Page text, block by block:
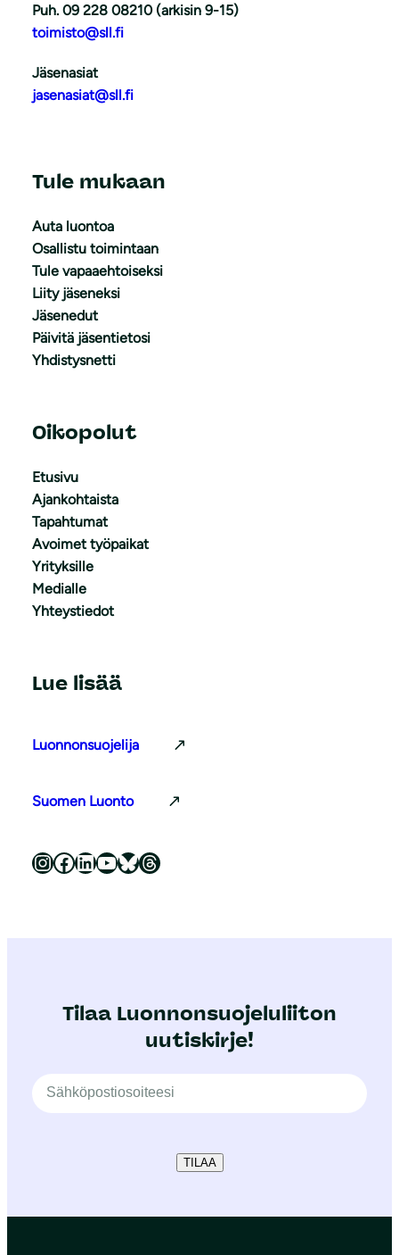
Puh. 09 228 08210 (arkisin 9-15)
toimisto@sll.fi
Jäsenasiat
jasenasiat@sll.fi
Tule mukaan
Auta luontoa
Osallistu toimintaan
Tule vapaaehtoiseksi
Liity jäseneksi
Jäsenedut
Päivitä jäsentietosi
Yhdistysnetti
Oikopolut
Etusivu
Ajankohtaista
Tapahtumat
Avoimet työpaikat
Yrityksille
Medialle
Yhteystiedot
Lue lisää
Luonnonsuojelija
Suomen Luonto
Luonnonsuojeluliitto Instagramissa Luonnonsuojeluliitto Facebookissa Luonnonsuojeluliitto LinkedInissä Luonnonsuojeluliiton YouTube-kanava Luonnonsuojeluliitto Blueskyssa Luonnonsuojeluliitto Threadsissa
Tilaa Luonnonsuojeluliiton
uutiskirje!
TILAA